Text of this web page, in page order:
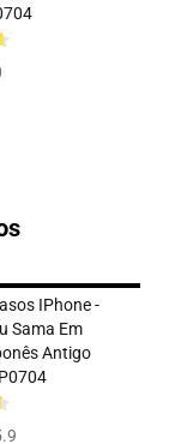
IPhone -
Sama Em
Antigo